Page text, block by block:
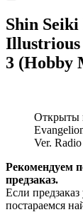
Shin
3 (Hobby
Открыты
Ver.
Рекомендуем
предзаказ.
Если
постараемся